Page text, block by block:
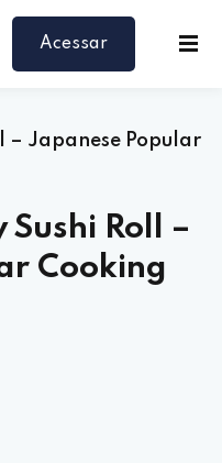
Acessar
– Japanese Popular
Roll –
Cooking